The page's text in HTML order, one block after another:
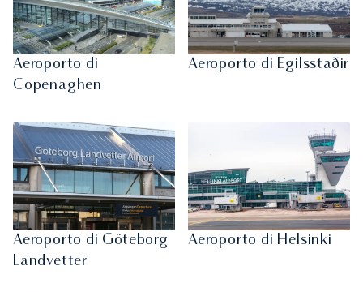
Aeroporto di
Copenaghen
Aeroporto di Egilsstaðir
Aeroporto di Göteborg
Landvetter
Aeroporto di Helsinki